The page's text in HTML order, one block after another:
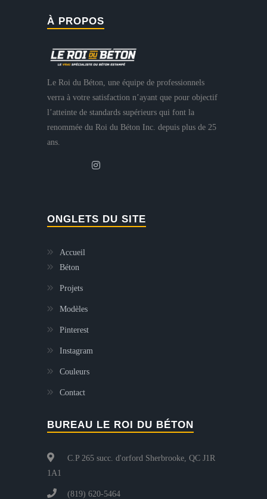
À PROPOS
Le Roi du Béton, une équipe de professionnels
verra à votre satisfaction n’ayant que pour objectif
l’atteinte de standards supérieurs qui font la
renommée du Roi du Béton Inc. depuis plus de 25
ans.
ONGLETS DU SITE
Accueil
Béton
Projets
Modèles
Pinterest
Instagram
Couleurs
Contact
BUREAU LE ROI DU BÉTON
C.P 265 succ. d'orford Sherbrooke, QC J1R
1A1
(819) 620-5464